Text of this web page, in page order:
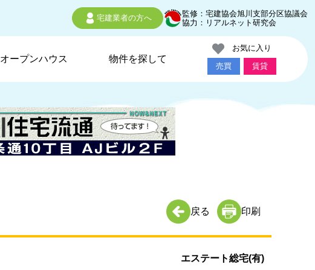
宅建業者の方へ
監修：宅建協会旭川支部分区協議会
協力：リアルネット研究会
オープンハウス 物件を探して
お気に入り
売買
賃貸
戻る 印刷
エステート総宅(有)